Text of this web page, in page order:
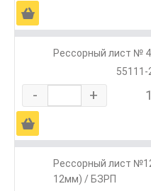
Ä
Рессорный лист №
55111-
- +
Ä
Рессорный лист
12мм) / БЗРП